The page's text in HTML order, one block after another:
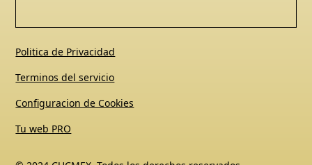
Politica de Privacidad
Terminos del servicio
Configuracion de Cookies
Tu web PRO